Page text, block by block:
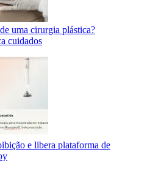
uma cirurgia plástica?
cuidados
e libera plataforma de